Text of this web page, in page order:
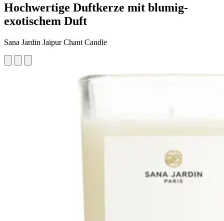
Hochwertige Duftkerze mit blumig-
exotischem Duft
Sana Jardin Jaipur Chant Candle